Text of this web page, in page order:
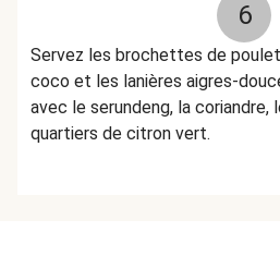
6
Servez les brochettes de
coco et les lanières aigres-
avec le serundeng, la coriandre,
quartiers de citron vert.